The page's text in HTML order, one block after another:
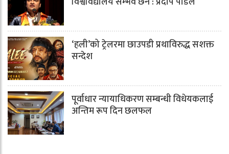
‘हली’को ट्रेलरमा छाउपडी प्रथाविरुद्ध सशक्त
सन्देश
पूर्वाधार न्यायाधिकरण सम्बन्धी विधेयकलाई
अन्तिम रूप दिन छलफल